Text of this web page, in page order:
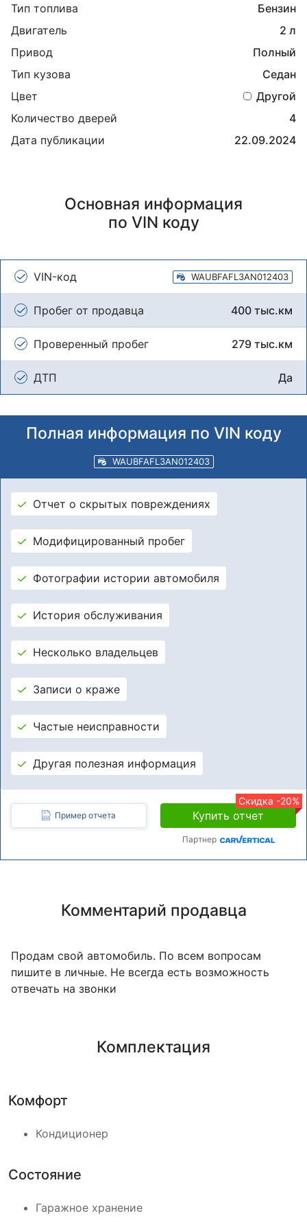
Тип топлива
Бензин
Двигатель
2 л
Привод
Полный
Тип кузова
Седан
Цвет
Другой
Количество дверей
4
Дата публикации
22.09.2024
Основная информация
по VIN коду
VIN-код WAUBFAFL3AN012403
Пробег от продавца 400 тыс.км
Проверенный пробег 279 тыс.км
ДТП Да
Полная информация по VIN коду
WAUBFAFL3AN012403
Отчет о скрытых повреждениях
Модифицированный пробег
Фотографии истории автомобиля
История обслуживания
Несколько владельцев
Записи о краже
Частые неисправности
Другая полезная информация
Пример отчета
Скидка -20%
Купить отчет
Партнер
Комментарий продавца
Продам свой автомобиль. По всем вопросам
пишите в личные. Не всегда есть возможность
отвечать на звонки
Комплектация
Комфорт
Кондиционер
Состояние
Гаражное хранение